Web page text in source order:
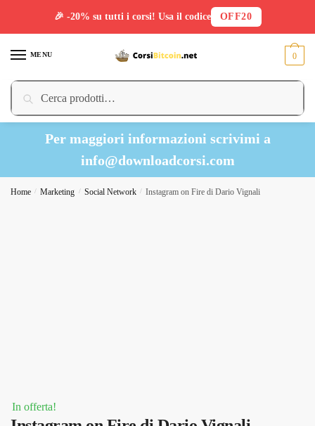
MENU
Cerca:
Cerca
0
Per maggiori informazioni scrivimi a
info@downloadcorsi.com
Home / Marketing / Social Network / Instagram on Fire di Dario Vignali
In offerta!
🎉 -20% su tutti i corsi! Usa il codice OFF20